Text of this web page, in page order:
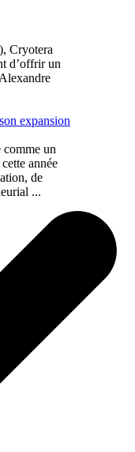
Cryotera
d’offrir un
expansion
comme un
année
de
...